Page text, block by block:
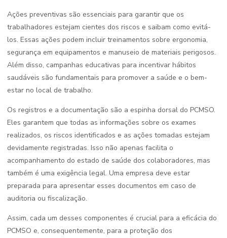
Ações preventivas são essenciais para garantir que os
trabalhadores estejam cientes dos riscos e saibam como evitá-
los. Essas ações podem incluir treinamentos sobre ergonomia,
segurança em equipamentos e manuseio de materiais perigosos.
Além disso, campanhas educativas para incentivar hábitos
saudáveis são fundamentais para promover a saúde e o bem-
estar no local de trabalho.
Os registros e a documentação são a espinha dorsal do PCMSO.
Eles garantem que todas as informações sobre os exames
realizados, os riscos identificados e as ações tomadas estejam
devidamente registradas. Isso não apenas facilita o
acompanhamento do estado de saúde dos colaboradores, mas
também é uma exigência legal. Uma empresa deve estar
preparada para apresentar esses documentos em caso de
auditoria ou fiscalização.
Assim, cada um desses componentes é crucial para a eficácia do
PCMSO e, consequentemente, para a proteção dos